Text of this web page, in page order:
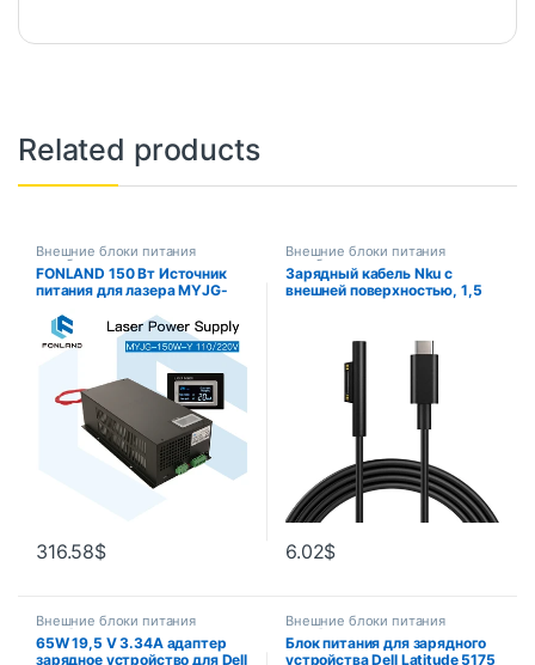
Related products
Внешние блоки питания
ноутбуков
FONLAND 150 Вт Источник
питания для лазера MYJG-
дисплея для станка для
лазерной резки труб Co2
Источник KIN
316.58$
Внешние блоки питания
ноутбуков
Зарядный кабель Nku с
внешней поверхностью, 1,5
7/6/5/4/3, Go3/2/1,
Laptop4/3/2/1
6.02$
Внешние блоки питания
ноутбуков
65W 19,5 V 3.34A адаптер
зарядное устройство для Dell
Внешние блоки питания
ноутбуков
Блок питания для зарядного
устройства Dell Latitude 5175